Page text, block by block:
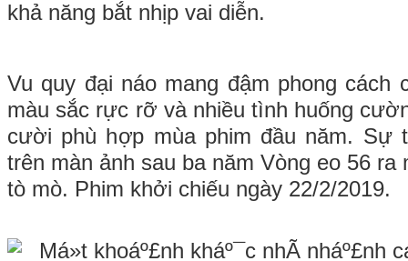
khả năng bắt nhịp vai diễn.
Vu quy đại náo mang đậm phong cách
màu sắc rực rỡ và nhiều tình huống
cười phù hợp mùa phim đầu năm. Sự
trên màn ảnh sau ba năm Vòng eo 56 ra
tò mò. Phim khởi chiếu ngày 22/2/2019.